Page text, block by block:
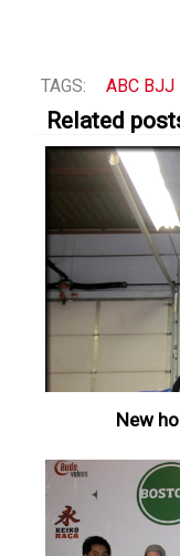
TAGS: ABC BJJ
Related
New